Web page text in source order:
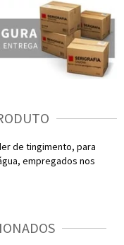
de tingimento, para
empregados nos